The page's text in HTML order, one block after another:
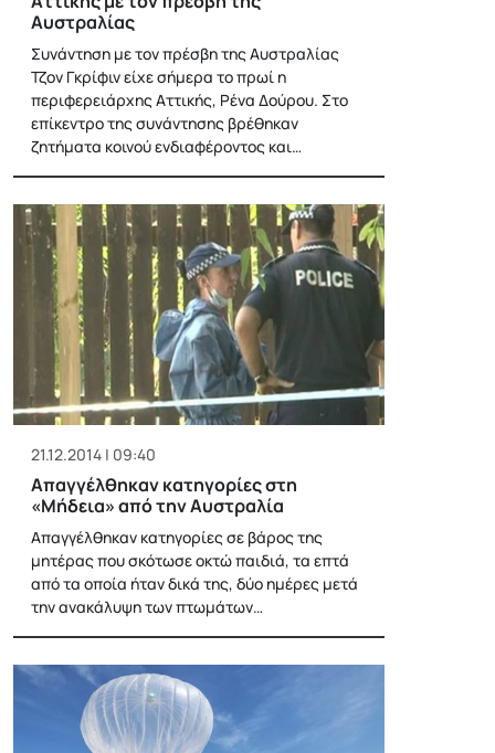
Αυστραλίας
Συνάντηση με τον πρέσβη της Αυστραλίας
Τζον Γκρίφιν είχε σήμερα το πρωί η
περιφερειάρχης Αττικής, Ρένα Δούρου. Στο
επίκεντρο της συνάντησης βρέθηκαν
ζητήματα κοινού ενδιαφέροντος και…
21.12.2014 | 09:40
Απαγγέλθηκαν κατηγορίες στη
«Μήδεια» από την Αυστραλία
Απαγγέλθηκαν κατηγορίες σε βάρος της
μητέρας που σκότωσε οκτώ παιδιά, τα επτά
από τα οποία ήταν δικά της, δύο ημέρες μετά
την ανακάλυψη των πτωμάτων…